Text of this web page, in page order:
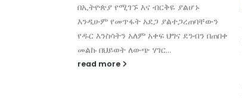
በኢትዮጵያ የሚገኙ እና ብርቅዬ ያልሆኑ
እንዲሁም የመጥፋት አደጋ ያልተጋረጠባቸውን
የዱር እንስሳትን አለም አቀፍ ህግና ደንብን በጠበቀ
መልኩ በህይወት ለውጭ ሃገር...
read more